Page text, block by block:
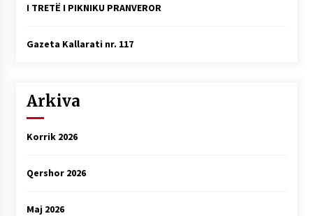
I TRETË I PIKNIKU PRANVEROR
Gazeta Kallarati nr. 117
Arkiva
Korrik 2026
Qershor 2026
Maj 2026